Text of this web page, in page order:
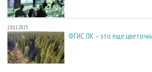
28.11.2025
ФГИС ЛК – это еще